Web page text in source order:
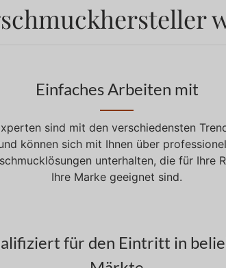
Einfaches Arbeiten mit
sind mit den verschiedensten
können sich mit Ihnen über
unterhalten, die für Ihre
Ihre Marke geeignet sind.
für den Eintritt in